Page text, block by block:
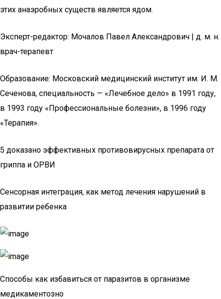
этих анаэробных существ является ядом.
Эксперт-редактор: Мочалов Павел Александрович | д. м. н.
врач-терапевт
Образование: Московский медицинский институт им. И. М.
Сеченова, специальность — «Лечебное дело» в 1991 году,
в 1993 году «Профессиональные болезни», в 1996 году
«Терапия».
5 доказано эффективных противовирусных препарата от
гриппа и ОРВИ
Сенсорная интеграция, как метод лечения нарушений в
развитии ребенка
Способы как избавиться от паразитов в организме
медикаментозно